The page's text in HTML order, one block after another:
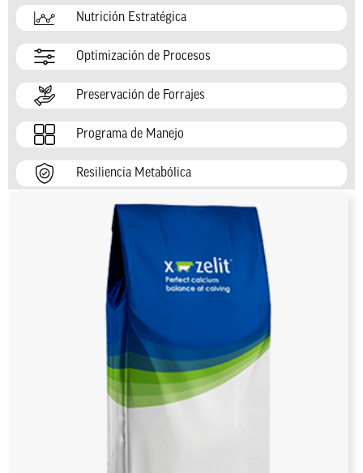
Nutrición Estratégica
Optimización de Procesos
Preservación de Forrajes
Programa de Manejo
Resiliencia Metabólica